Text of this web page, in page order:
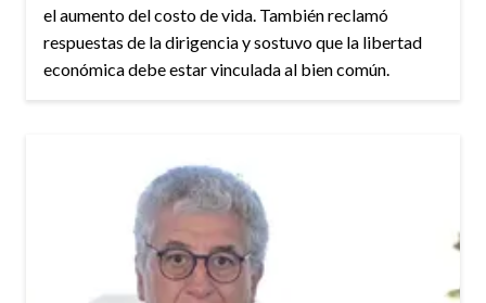
el aumento del costo de vida. También reclamó
respuestas de la dirigencia y sostuvo que la libertad
económica debe estar vinculada al bien común.